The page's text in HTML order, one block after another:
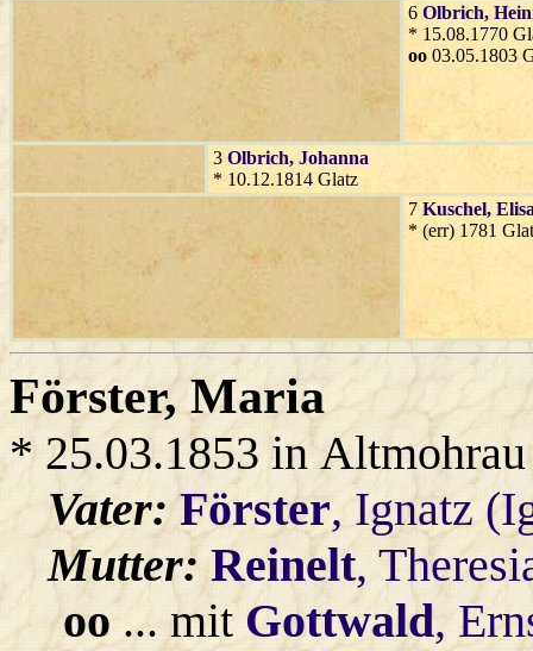
6 Olbrich,
* 15.08.1770
oo 03.05.1803
3 Olbrich, Johanna
* 10.12.1814 Glatz
7 Kuschel,
* (err) 1781
Förster, Maria
* 25.03.1853 in Altmohrau
Vater:Förster, Ignatz
Mutter:Reinelt,
oo... mitGottwald,